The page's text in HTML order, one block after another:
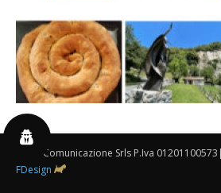
By 3P Comunicazione Srls P.Iva
FDesign